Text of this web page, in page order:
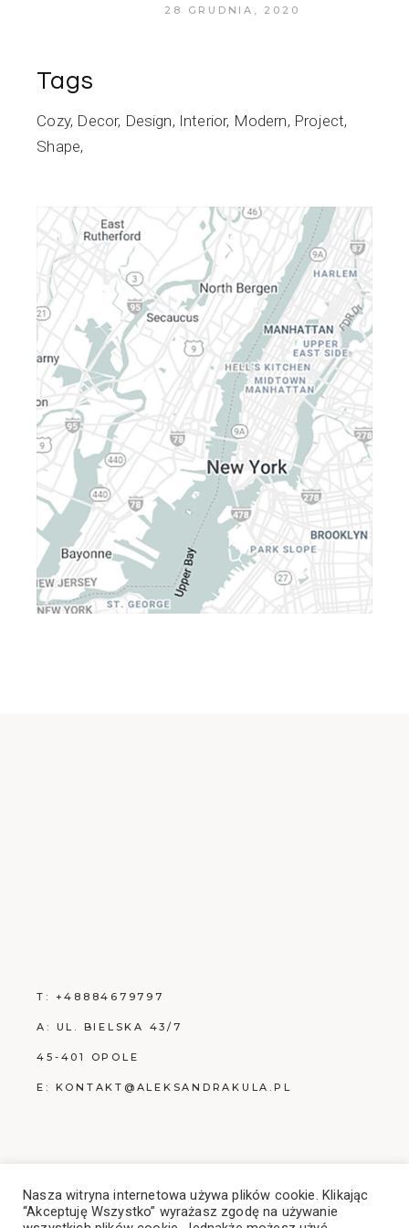
28 GRUDNIA, 2020
Tags
Cozy Decor Design Interior Modern Project
Shape
T: +48884679797
A: UL. BIELSKA 43/7
45-401 OPOLE
E: KONTAKT@ALEKSANDRAKULA.PL
Nasza witryna internetowa używa plików cookie. Klikając
“Akceptuję Wszystko” wyrażasz zgodę na używanie